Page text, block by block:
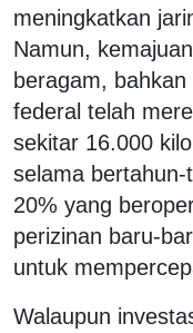
meningkatkan
Namun,
beragam,
federal telah
sekitar 16.000
selama
20% yang
perizinan baru-
untuk
Walaupun